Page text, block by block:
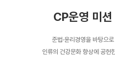
CP운영 미션
준법·윤리경영을 바탕으로
인류의 건강문화 향상에 공헌